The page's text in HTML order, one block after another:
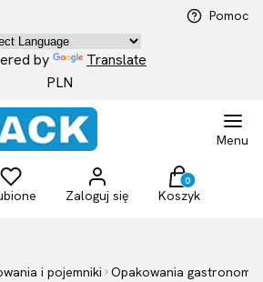
Pomoc
by
Translate
PLN
Menu
Zaloguj się
Produkty w
Koszyk
i pojemniki Opakowania gastronomia